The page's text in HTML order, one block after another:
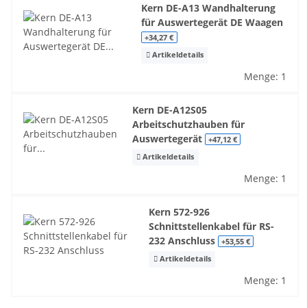
Kern DE-A13 Wandhalterung
für Auswertegerät DE Waagen
+34,27 €
Artikeldetails
Menge: 1
Kern DE-A12S05
Arbeitschutzhauben für
Auswertegerät
+47,12 €
Artikeldetails
Menge: 1
Kern 572-926
Schnittstellenkabel für RS-
232 Anschluss +53,55 €
Artikeldetails
Menge: 1